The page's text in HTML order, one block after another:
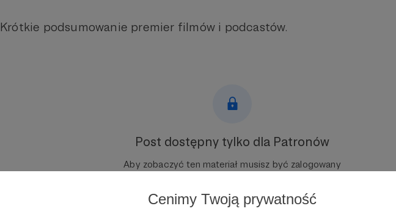
Cenimy Twoją prywatność
Krótkie podsumowanie premier filmów i podcastów.
Post dostępny tylko dla Patronów
Aby zobaczyć ten materiał musisz być zalogowany
Zostań Patronem